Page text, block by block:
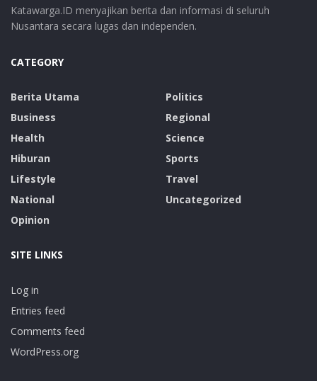
Katawarga.ID menyajikan berita dan informasi di seluruh
Nusantara secara lugas dan independen.
CATEGORY
Berita Utama
Business
Health
Hiburan
Lifestyle
National
Opinion
Politics
Regional
Science
Sports
Travel
Uncategorized
SITE LINKS
Log in
Entries feed
Comments feed
WordPress.org